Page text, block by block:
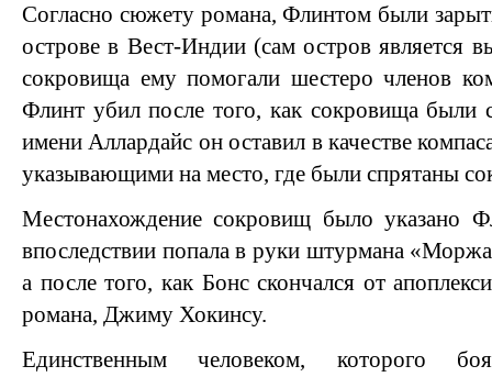
Согласно сюжету романа, Флинтом были
острове в Вест-Индии (сам остров является
сокровища ему помогали шестеро членов
Флинт убил после того, как сокровища были
имени Аллардайс он оставил в качестве
указывающими на место, где были спрятаны
Местонахождение сокровищ было указано
впоследствии попала в руки штурмана
а после того, как Бонс скончался от
романа, Джиму Хокинсу.
Единственным человеком, которого